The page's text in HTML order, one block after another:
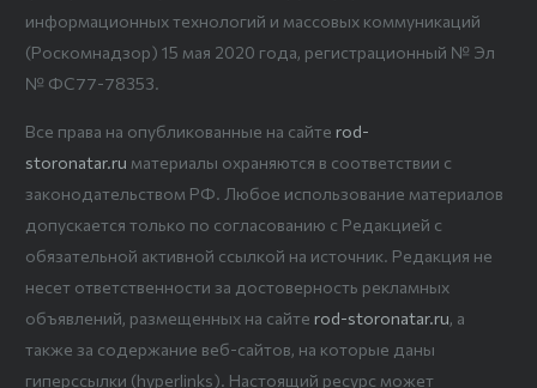
информационных технологий и массовых коммуникаций
(Роскомнадзор) 15 мая 2020 года, регистрационный № Эл
№ ФС77-78353.
Все права на опубликованные на сайте rod-
storonatar.ru материалы охраняются в соответствии с
законодательством РФ. Любое использование материалов
допускается только по согласованию с Редакцией с
обязательной активной ссылкой на источник. Редакция не
несет ответственности за достоверность рекламных
объявлений, размещенных на сайте rod-storonatar.ru, а
также за содержание веб-сайтов, на которые даны
гиперссылки (hyperlinks). Настоящий ресурс может